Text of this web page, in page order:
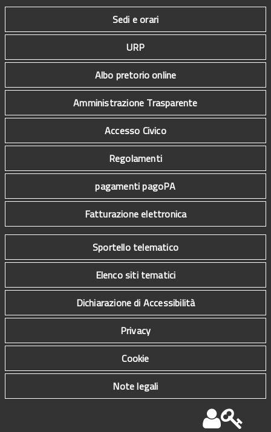
Sedi e orari
URP
Albo pretorio online
Amministrazione Trasparente
Accesso Civico
Regolamenti
pagamenti pagoPA
Fatturazione elettronica
Sportello telematico
Elenco siti tematici
Dichiarazione di Accessibilità
Privacy
Cookie
Note legali